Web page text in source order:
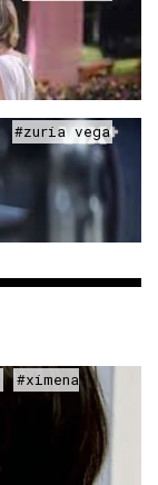
#zuria vega
#ximena